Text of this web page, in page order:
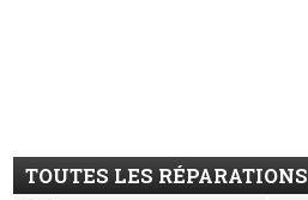
TOUTES LES RÉPARATIONS